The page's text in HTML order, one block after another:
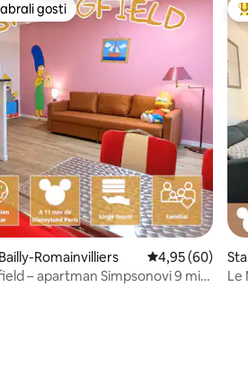
najviše rangiranima s oznakom
gosti
Romainvilliers Prosječna
4,95 (60)
– apartman Simpsonovi 9 min
Le